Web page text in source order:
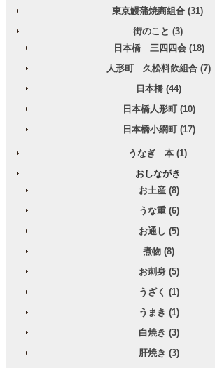
東京鰻蒲焼商組合 (31)
街のこと (3)
日本橋 三四四会 (18)
人形町 久松料飲組合 (7)
日本橋 (44)
日本橋人形町 (10)
日本橋小網町 (17)
うなぎ 本 (1)
おしながき
お土産 (8)
うな重 (6)
お通し (5)
煮物 (8)
お刺身 (5)
うざく (1)
うまき (1)
白焼き (3)
肝焼き (3)